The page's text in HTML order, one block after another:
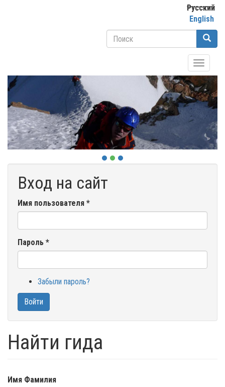
Русский
English
Форма
Toggle
Вход на сайт
Имя пользователя *
Пароль *
Забыли пароль?
Войти
Найти гида
Имя Фамилия